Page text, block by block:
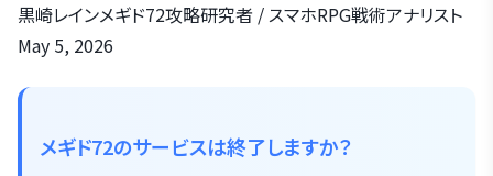
黒崎レインメギド72攻略研究者 / スマホRPG戦術アナリスト
May 5, 2026
メギド72のサービスは終了しますか？